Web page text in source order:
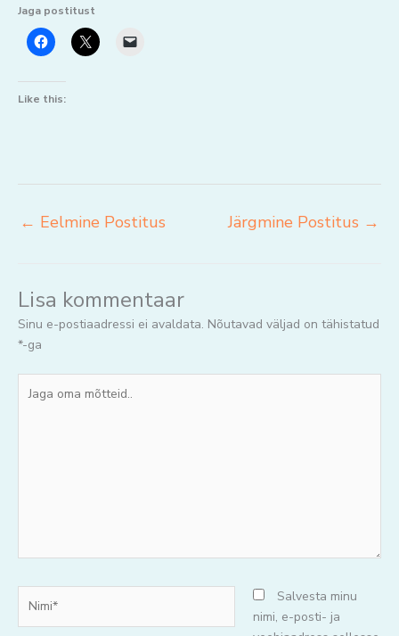
Jaga postitust
Like this:
← Eelmine Postitus Järgmine Postitus →
Lisa kommentaar
Sinu e-postiaadressi ei avaldata. Nõutavad väljad on tähistatud
*-ga
oma
Salvesta minu
nimi, e-posti- ja